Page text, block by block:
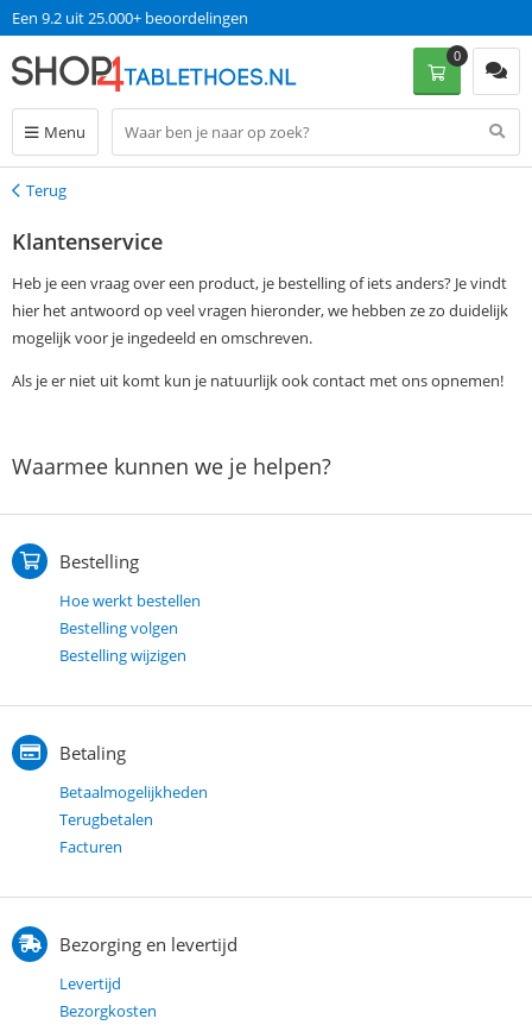
Een 9.2 uit 25.000+ beoordelingen
Menu
0
Terug
Terug
Klantenservice
Heb je een vraag over een product, je bestelling of iets anders? Je vindt
hier het antwoord op veel vragen hieronder, we hebben ze zo duidelijk
mogelijk voor je ingedeeld en omschreven.
Als je er niet uit komt kun je natuurlijk ook contact met ons opnemen!
Waarmee kunnen we je helpen?
Bestelling
Hoe werkt bestellen
Bestelling volgen
Bestelling wijzigen
Betaling
Betaalmogelijkheden
Terugbetalen
Facturen
Bezorging en levertijd
Levertijd
Bezorgkosten